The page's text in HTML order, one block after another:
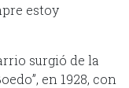
estoy
surgió de la
en 1928, con